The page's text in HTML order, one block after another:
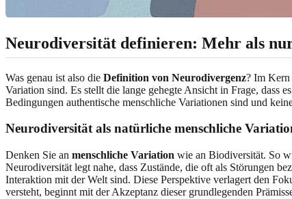
Neurodiversität definieren: Mehr als
Was genau ist also die Definition von Neurodivergenz? Im Kern
Variation sind. Es stellt die lange gehegte Ansicht in Frage, dass
Bedingungen authentische menschliche Variationen sind und
Neurodiversität als natürliche menschliche
Denken Sie an menschliche Variation wie an Biodiversität. So
Neurodiversität legt nahe, dass Zustände, die oft als Störungen
Interaktion mit der Welt sind. Diese Perspektive verlagert den
versteht, beginnt mit der Akzeptanz dieser grundlegenden